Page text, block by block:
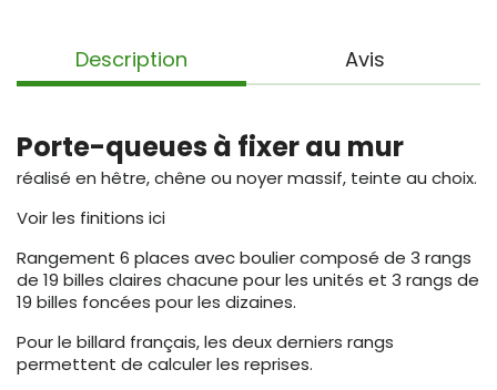
Description Avis
Porte-queues à fixer au mur
réalisé en hêtre, chêne ou noyer massif, teinte au choix.
Voir les finitions ici
Rangement 6 places avec boulier composé de 3 rangs
de 19 billes claires chacune pour les unités et 3 rangs de
19 billes foncées pour les dizaines.
Pour le billard français, les deux derniers rangs
permettent de calculer les reprises.